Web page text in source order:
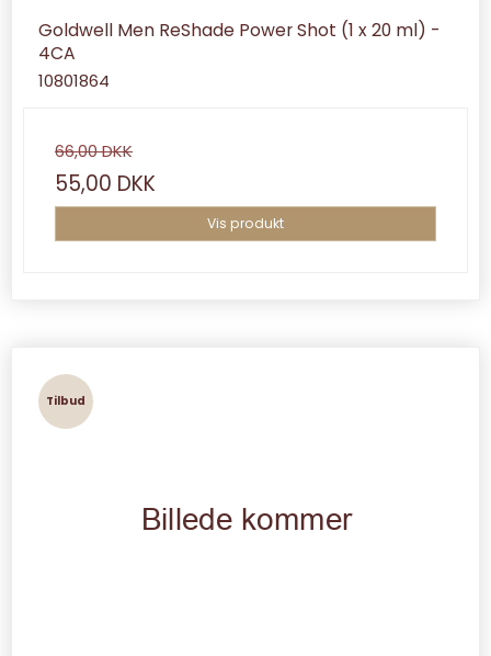
Goldwell Men ReShade Power Shot (1 x 20 ml) -
4CA
10801864
66,00 DKK
55,00 DKK
Vis produkt
Tilbud